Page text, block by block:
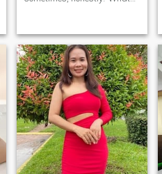
because I’ve lived long
enough to know the difference
between w